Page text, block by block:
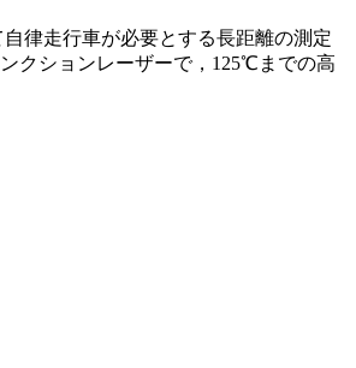
律走行車が必要とする長距離の測定
クションレーザーで，125℃までの高